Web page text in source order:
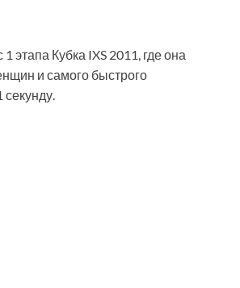
этапа Кубка IXS 2011, где она
и самого быстрого
секунду.